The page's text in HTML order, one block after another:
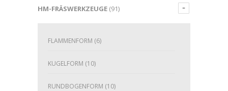
HM-FRÄSWERKZEUGE (91)
FLAMMENFORM (6)
KUGELFORM (10)
RUNDBOGENFORM (10)